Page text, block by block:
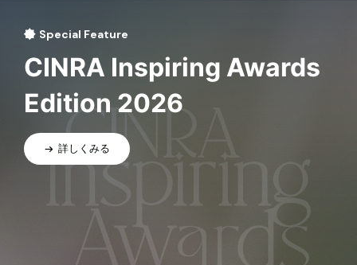
Special Feature
CINRA Inspiring Awards
Edition 2026
詳しくみる